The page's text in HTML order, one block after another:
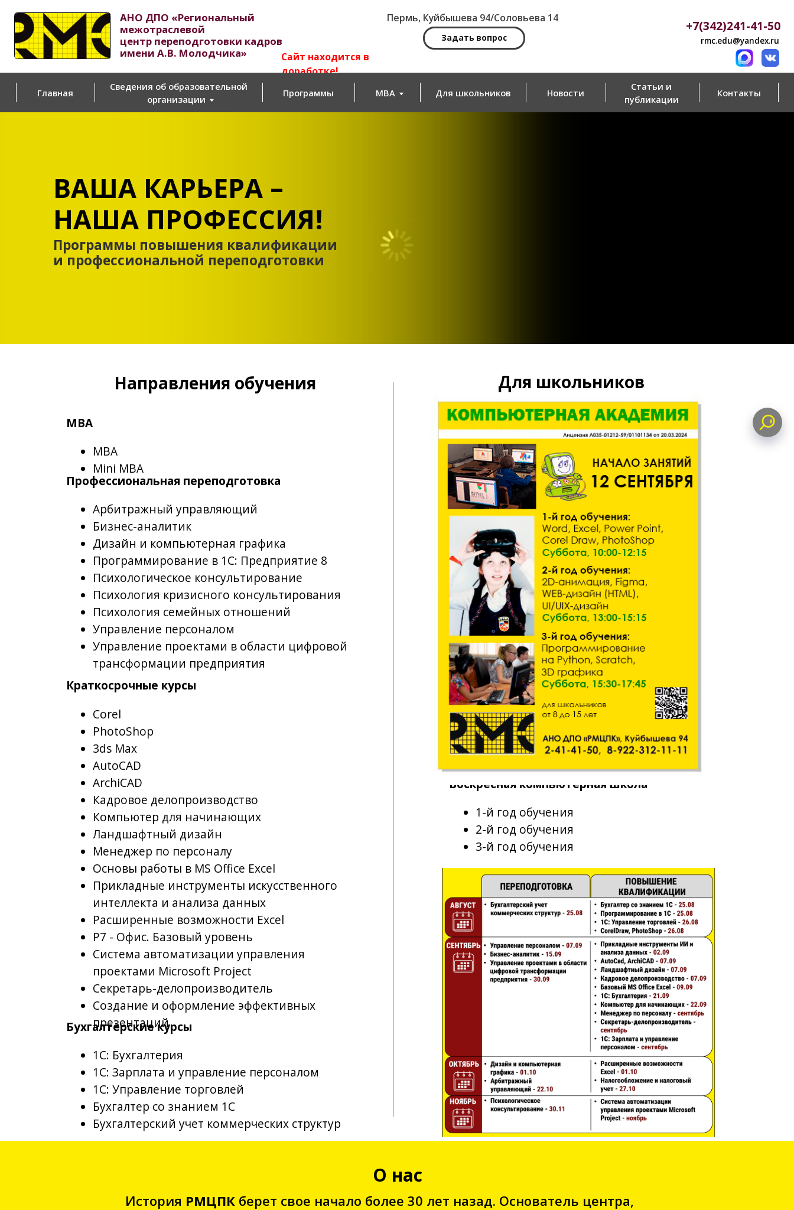
АНО ДПО «Региональный
межотраслевой
центр переподготовки кадров
имени А.В. Молодчика»
Задать вопрос
+7(342)241-41-50
Пермь, Куйбышева 94/Соловьева 14
Сайт находится в
доработке!
Для школьников
организации
Контакты
Программы
Программы повышения квалификации
и профессиональной переподготовки
НАША ПРОФЕССИЯ!
Mini MBA
Профессиональная переподготовка
Арбитражный управляющий
Бизнес-аналитик
Дизайн и компьютерная графика
Программирование в 1С: Предприятие 8
Психологическое консультирование
Психология кризисного консультирования
Психология семейных отношений
Управление персоналом
Управление проектами в области цифровой
трансформации предприятия
Краткосрочные курсы
Corel
PhotoShop
3ds Max
AutoCAD
Кадровое делопроизводство
Компьютер для начинающих
Ландшафтный дизайн
Менеджер по персоналу
Основы работы в MS Office Excel
Прикладные инструменты искусственного
интеллекта и анализа данных
Расширенные возможности Excel
Р7 - Офис. Базовый уровень
Система автоматизации управления
проектами Microsoft Project
Секретарь-делопроизводитель
Создание и оформление эффективных
презентаций
Бухгалтерские курсы
1С: Бухгалтерия
1С: Зарплата и управление персоналом
1С: Управление торговлей
Бухгалтер со знанием 1С
Бухгалтерский учет коммерческих структур
Воскресная компьютерная школа
1-й год обучения
2-й год обучения
-й год обучения
Направления обучения Для школьников
О нас
История РМЦПК берет свое начало более 30 лет назад. Основатель центра,